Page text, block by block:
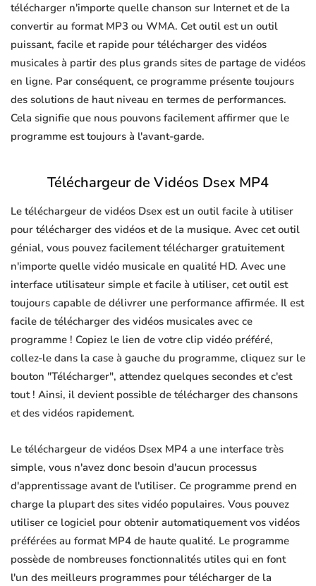
télécharger n'importe quelle chanson sur Internet et de la
convertir au format MP3 ou WMA. Cet outil est un outil
puissant, facile et rapide pour télécharger des vidéos
musicales à partir des plus grands sites de partage de vidéos
en ligne. Par conséquent, ce programme présente toujours
des solutions de haut niveau en termes de performances.
Cela signifie que nous pouvons facilement affirmer que le
programme est toujours à l'avant-garde.
Téléchargeur de Vidéos Dsex MP4
Le téléchargeur de vidéos Dsex est un outil facile à utiliser
pour télécharger des vidéos et de la musique. Avec cet outil
génial, vous pouvez facilement télécharger gratuitement
n'importe quelle vidéo musicale en qualité HD. Avec une
interface utilisateur simple et facile à utiliser, cet outil est
toujours capable de délivrer une performance affirmée. Il est
facile de télécharger des vidéos musicales avec ce
programme ! Copiez le lien de votre clip vidéo préféré,
collez-le dans la case à gauche du programme, cliquez sur le
bouton "Télécharger", attendez quelques secondes et c'est
tout ! Ainsi, il devient possible de télécharger des chansons
et des vidéos rapidement.
Le téléchargeur de vidéos Dsex MP4 a une interface très
simple, vous n'avez donc besoin d'aucun processus
d'apprentissage avant de l'utiliser. Ce programme prend en
charge la plupart des sites vidéo populaires. Vous pouvez
utiliser ce logiciel pour obtenir automatiquement vos vidéos
préférées au format MP4 de haute qualité. Le programme
possède de nombreuses fonctionnalités utiles qui en font
l'un des meilleurs programmes pour télécharger de la